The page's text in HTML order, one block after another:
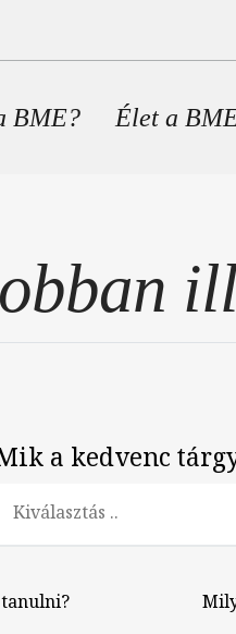
BME? Élet a
a kedvenc